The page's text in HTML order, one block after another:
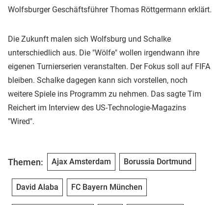
Wolfsburger Geschäftsführer Thomas Röttgermann erklärt.
Die Zukunft malen sich Wolfsburg und Schalke
unterschiedlich aus. Die "Wölfe" wollen irgendwann ihre
eigenen Turnierserien veranstalten. Der Fokus soll auf FIFA
bleiben. Schalke dagegen kann sich vorstellen, noch
weitere Spiele ins Programm zu nehmen. Das sagte Tim
Reichert im Interview des US-Technologie-Magazins
"Wired".
Themen: Ajax Amsterdam Borussia Dortmund
David Alaba FC Bayern München